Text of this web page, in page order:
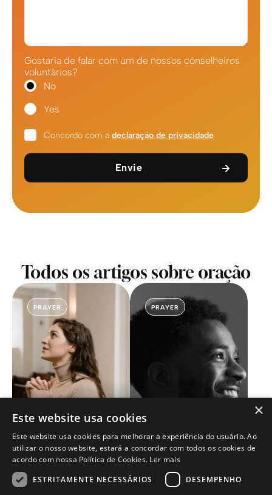
Gostaria de falar com um de nossos conselheiros
voluntários?
No
Yes
Concordo com a declaração de privacidade
Envie
Todos os artigos sobre oração
PRAYER
Como devo
orar?
PRAYER
O que é oração?
×
Este website usa cookies
Este website usa cookies para melhorar a experiência do usuário. Ao
utilizar o nosso website, estará a concordar com todos os cookies de
acordo com nossa Política de Cookies. Ler mais
ESTRITAMENTE NECESSÁRIOS
DESEMPENHO